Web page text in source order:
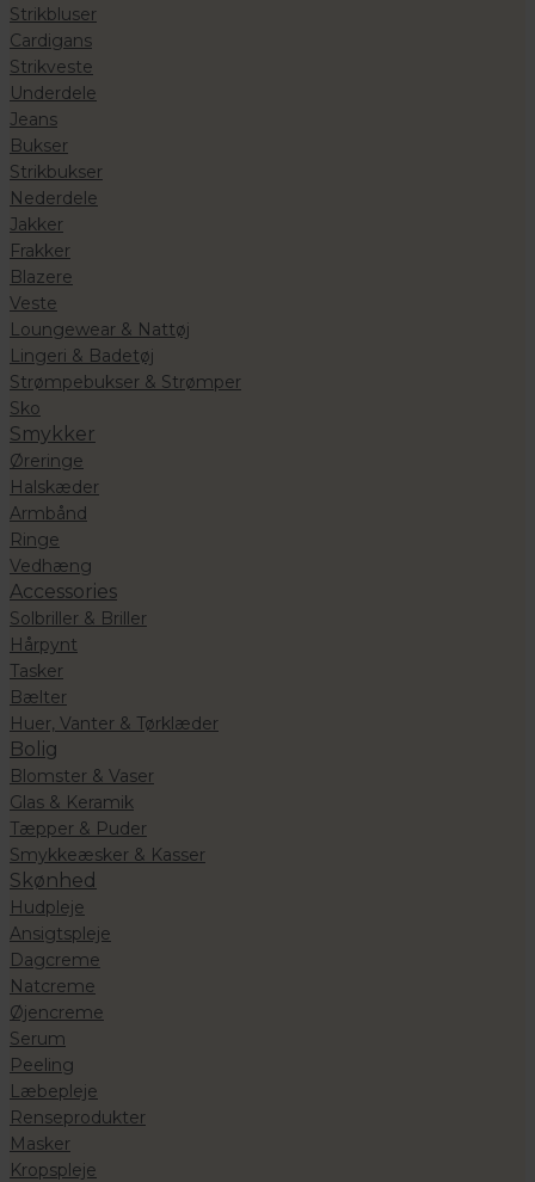
Strikbluser
Cardigans
Strikveste
Underdele
Jeans
Bukser
Strikbukser
Nederdele
Jakker
Frakker
Blazere
Veste
Loungewear & Nattøj
Lingeri & Badetøj
Strømpebukser & Strømper
Sko
Smykker
Øreringe
Halskæder
Armbånd
Ringe
Vedhæng
Accessories
Solbriller & Briller
Hårpynt
Tasker
Bælter
Huer, Vanter & Tørklæder
Bolig
Blomster & Vaser
Glas & Keramik
Tæpper & Puder
Smykkeæsker & Kasser
Skønhed
Hudpleje
Ansigtspleje
Dagcreme
Natcreme
Øjencreme
Serum
Peeling
Læbepleje
Renseprodukter
Masker
Kropspleje